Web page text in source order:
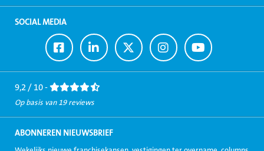
SOCIAL MEDIA
Ga
naar
Facebook
Ga
naar
LinkedIn
Ga
naar
Twitter
Ga
naar
Instagram
Ga
naar
Youtube
9,2 / 10 -
Op basis van 19 reviews
ABONNEREN NIEUWSBRIEF